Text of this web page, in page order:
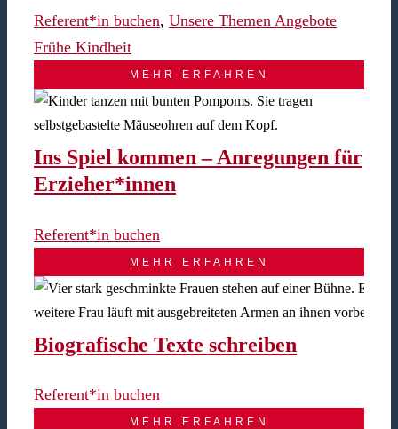
Referent*in buchen, Unsere Themen Angebote
Frühe Kindheit
MEHR ERFAHREN
Ins Spiel kommen – Anregungen für
Erzieher*innen
Referent*in buchen
MEHR ERFAHREN
Biografische Texte schreiben
Referent*in buchen
MEHR ERFAHREN